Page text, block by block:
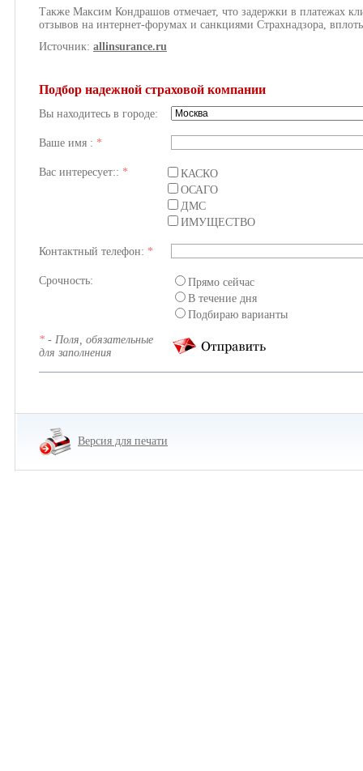
Также Максим Кондрашов отмечает, что задержки в платежах
отзывов на интернет-форумах и санкциями Страхнадзора,
Источник: allinsurance.ru
Подбор надежной страховой компании
Вы находитесь в городе:
Ваше имя : *
Вас интересует:: *
КАСКО
ОСАГО
ДМС
ИМУЩЕСТВО
Контактный телефон: *
Срочность:
Прямо сейчас
В течение дня
Подбираю варианты
* - Поля, обязательные
для заполнения
Версия для печати